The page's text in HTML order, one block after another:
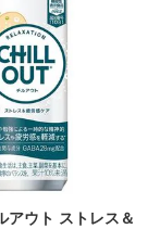
アウト ストレス＆